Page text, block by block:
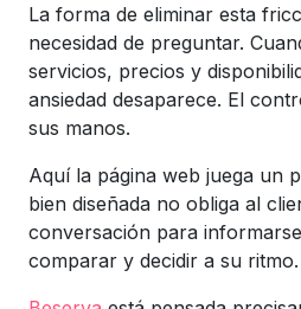
La forma de eliminar esta
necesidad de preguntar.
servicios, precios y
ansiedad desaparece. El
sus manos.
Aquí la página web juega un
bien diseñada no obliga al
conversación para
comparar y decidir a su ritmo.